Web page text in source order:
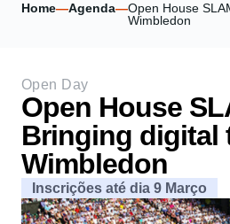
Home—Agenda—Open House
Wimbledon
Open Day
Open House
Bringing digital
Wimbledon
Inscrições até dia 9 Março